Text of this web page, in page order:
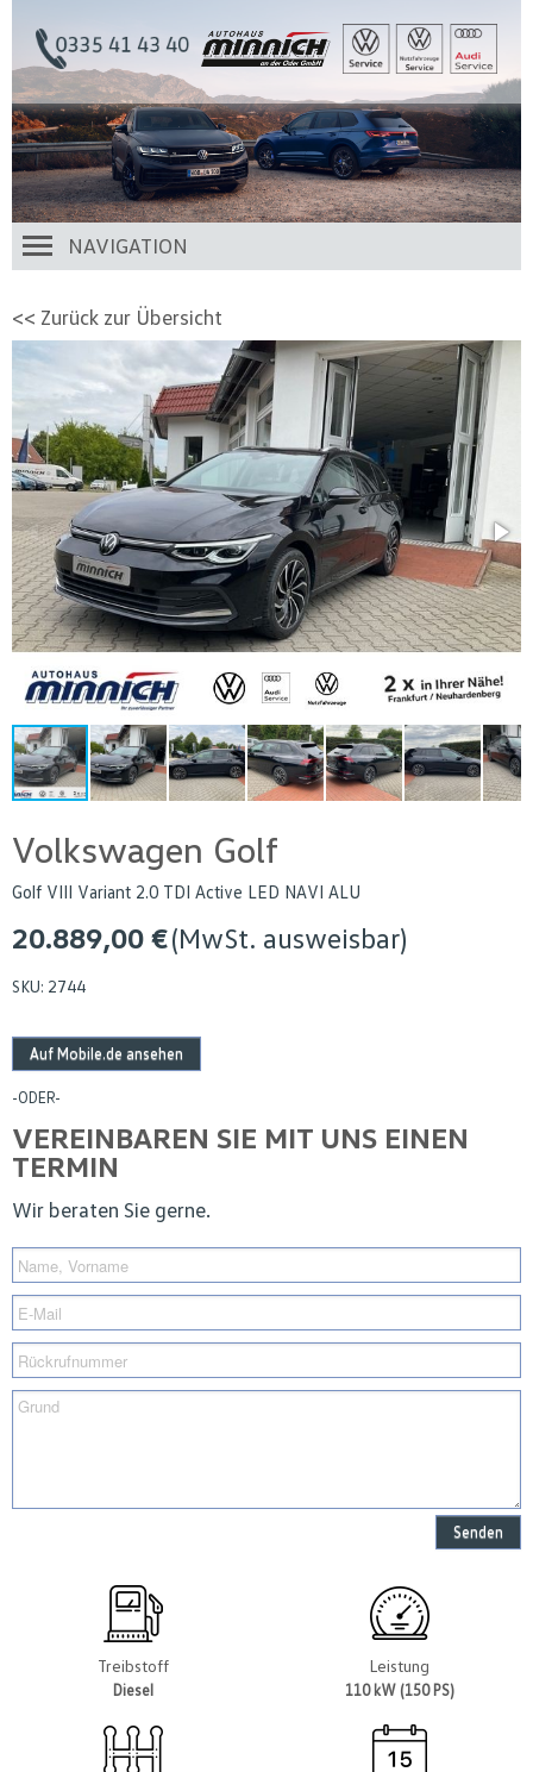
NAVIGATION
<< Zurück zur Übersicht
Volkswagen Golf
Golf VIII Variant 2.0 TDI Active LED NAVI ALU
20.889,00 €(MwSt. ausweisbar)
SKU: 2744
Auf Mobile.de ansehen
-ODER-
VEREINBAREN SIE MIT UNS EINEN
TERMIN
Wir beraten Sie gerne.
Senden
Treibstoff
Diesel
Leistung
110 kW (150 PS)